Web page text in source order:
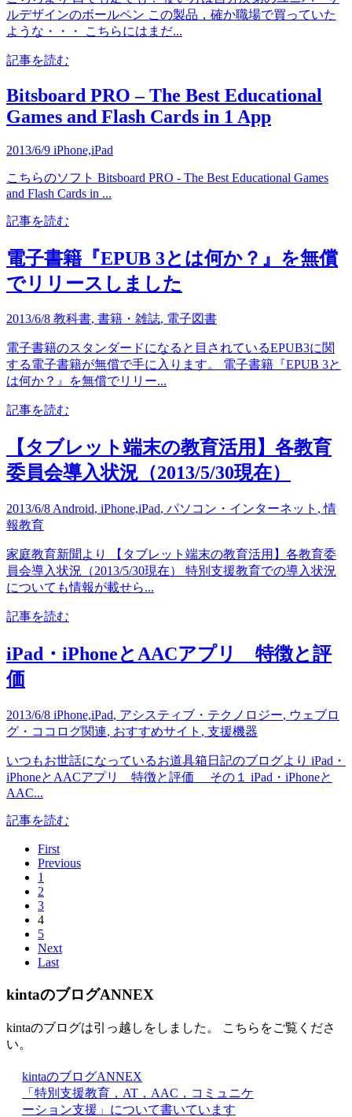
ルデザインのボールペン この製品，確か職場で買っていた
ような・・・ こちらにはまだ...
記事を読む
Bitsboard PRO – The Best Educational
Games and Flash Cards in 1 App
2013/6/9 iPhone,iPad
こちらのソフト Bitsboard PRO - The Best Educational Games
and Flash Cards in ...
記事を読む
電子書籍『EPUB 3とは何か？』を無償
でリリースしました
2013/6/8 教科書, 書籍・雑誌, 電子図書
電子書籍のスタンダードになると目されているEPUB3に関
する電子書籍が無償で手に入ります。 電子書籍『EPUB 3と
は何か？』を無償でリリー...
記事を読む
【タブレット端末の教育活用】各教育
委員会導入状況（2013/5/30現在）
2013/6/8 Android, iPhone,iPad, パソコン・インターネット ,情
報教育
家庭教育新聞より 【タブレット端末の教育活用】各教育委
員会導入状況（2013/5/30現在） 特別支援教育での導入状況
についても情報が載せら...
記事を読む
iPad・iPhoneとAACアプリ 特徴と評
価
2013/6/8 iPhone,iPad, アシスティブ・テクノロジー, ウェブロ
グ・ココログ関連, おすすめサイト , 支援機器
いつもお世話になっているお道具箱日記のブログより iPad・
iPhoneとAACアプリ 特徴と評価 その１ iPad・iPhoneと
AAC...
記事を読む
First
Previous
1
2
3
4
5
Next
Last
kintaのブログANNEX
kintaのブログは引っ越しをしました。 こちらをご覧くださ
い。
kintaのブログANNEX
「特別支援教育，AT，AAC，コミュニケ
ーション支援」について書いています